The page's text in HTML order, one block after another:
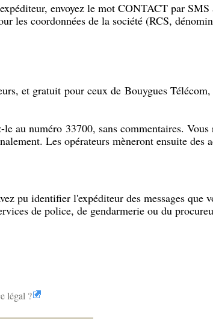
envoyez le mot CONTACT par SMS
les coordonnées de la société (RCS,
et gratuit pour ceux de Bouygues
au numéro 33700, sans commentaires.
Les opérateurs mèneront ensuite des
pu identifier l'expéditeur des messages que
de police, de gendarmerie ou du
légal ?